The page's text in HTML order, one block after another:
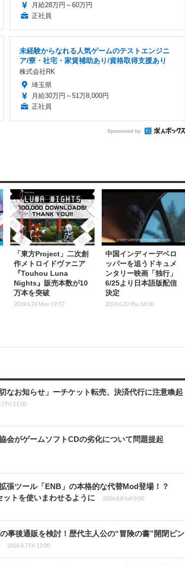
月給28万円～60万円
正社員
未経験からなれる人気ゲームのテストエンジニ
ア/寮・社宅・家賃補助あり/資格取得支援あり
株式会社RK
埼玉県
月給30万円～51万8,000円
正社員
Sponsored by
「東方Project」二次創
作メトロイドヴァニア
『Touhou Luna
Nights』販売本数が10
万本を突破
2019.6.24 Mon 19:57
中国インディーデベロ
ッパーを追うドキュメ
ンタリー映画「独行」
6/25より日本語版配信
決定
2019.6.20 Thu 16:00
なお知らせ」ーチケット転売、決済代行に注意喚起
Fri 21:00
会がゲームソフトCDの劣化について問題提起
張ツール「ENB」の本格的な代替Mod登場！？
トを使いまわせるように
2026.8.8 Sat 0:00
事後通販を検討！歴代主人公の“冒険の書”開閉ピン
2026.8.7 Fri 13:00